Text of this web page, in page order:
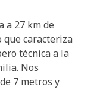
27 km de
que caracteriza
técnica a la
Nos
7 metros y